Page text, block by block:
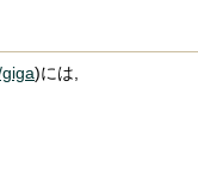
)には,